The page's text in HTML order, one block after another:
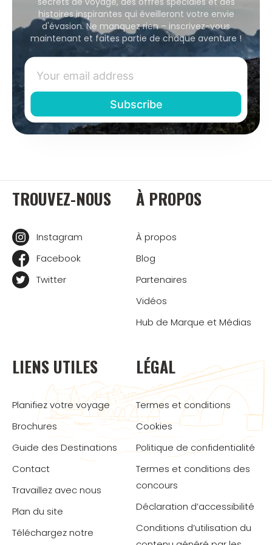
histoires inspirantes qui éveilleront votre envie
d'évasion. Ne manquez rien – inscrivez-vous
maintenant et faites partie de chaque aventure !
TROUVEZ-NOUS
Instagram
Facebook
Twitter
À PROPOS
À propos
Blog
Partenaires
Vidéos
Hub de Marque et Médias
LIENS UTILES
Planifiez votre voyage
Brochures
Guide des Destinations
Contact
Travaillez avec nous
Plan du site
Téléchargez notre
LÉGAL
Termes et conditions
Cookies
Politique de confidentialité
Termes et conditions des
concours
Déclaration d’accessibilité
Conditions d’utilisation du